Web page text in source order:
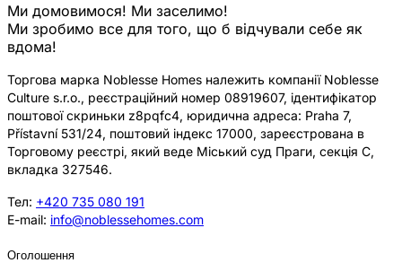
Ми домовимося! Ми заселимо!
Ми зробимо все для того, що б відчували себе як
вдома!
Торгова марка Noblesse Homes належить компанії Noblesse
Culture s.r.o., реєстраційний номер 08919607, ідентифікатор
поштової скриньки z8pqfc4, юридична адреса: Praha 7,
Přístavní 531/24, поштовий індекс 17000, зареєстрована в
Торговому реєстрі, який веде Міський суд Праги, секція C,
вкладка 327546.
Тел: +420 735 080 191
E-mail: info@noblessehomes.com
Оголошення